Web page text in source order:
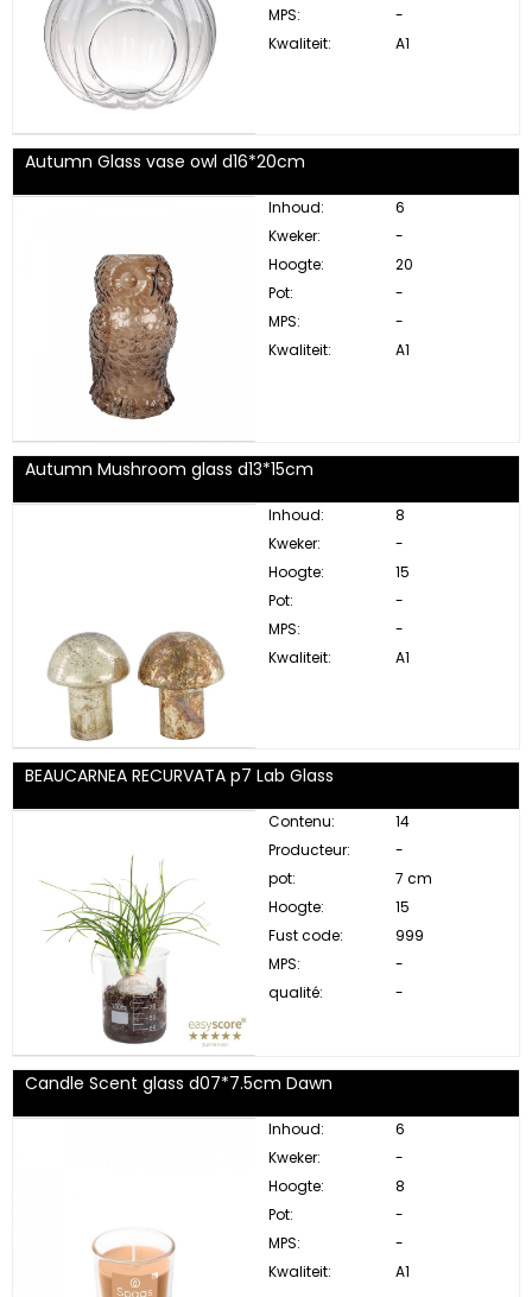
MPS:
-
Kwaliteit:
A1
Autumn Glass vase owl d16*20cm
Inhoud:
6
Kweker:
-
Hoogte:
20
Pot:
-
MPS:
-
Kwaliteit:
A1
Autumn Mushroom glass d13*15cm
Inhoud:
8
Kweker:
-
Hoogte:
15
Pot:
-
MPS:
-
Kwaliteit:
A1
BEAUCARNEA RECURVATA p7 Lab Glass
Contenu:
14
Producteur:
-
pot:
7 cm
Hoogte:
15
Fust code:
999
MPS:
-
qualité:
-
Candle Scent glass d07*7.5cm Dawn
Inhoud:
6
Kweker:
-
Hoogte:
8
Pot:
-
MPS:
-
Kwaliteit:
A1